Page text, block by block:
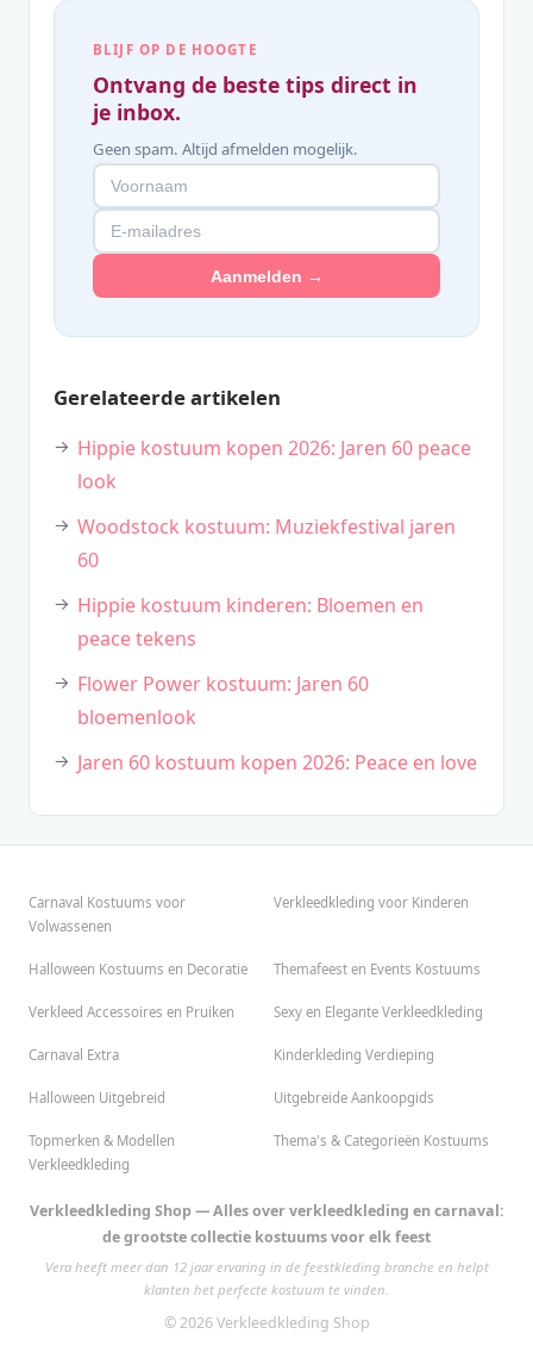
BLIJF OP DE HOOGTE
Ontvang de beste tips direct in
je inbox.
Geen spam. Altijd afmelden mogelijk.
Aanmelden →
Gerelateerde artikelen
Hippie kostuum kopen 2026: Jaren 60 peace
look
Woodstock kostuum: Muziekfestival jaren
60
Hippie kostuum kinderen: Bloemen en
peace tekens
Flower Power kostuum: Jaren 60
bloemenlook
Jaren 60 kostuum kopen 2026: Peace en love
Carnaval Kostuums voor
Volwassenen
Verkleedkleding voor Kinderen
Halloween Kostuums en Decoratie Themafeest en Events Kostuums
Verkleed Accessoires en Pruiken Sexy en Elegante Verkleedkleding
Carnaval Extra Kinderkleding Verdieping
Halloween Uitgebreid Uitgebreide Aankoopgids
Topmerken & Modellen
Verkleedkleding
Thema's & Categorieën Kostuums
Verkleedkleding Shop — Alles over verkleedkleding en carnaval:
de grootste collectie kostuums voor elk feest
Vera heeft meer dan 12 jaar ervaring in de feestkleding branche en helpt
klanten het perfecte kostuum te vinden.
© 2026 Verkleedkleding Shop